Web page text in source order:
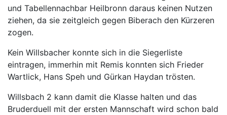
und Tabellennachbar Heilbronn daraus keinen Nutzen
ziehen, da sie zeitgleich gegen Biberach den Kürzeren
zogen.
Kein Willsbacher konnte sich in die Siegerliste
eintragen, immerhin mit Remis konnten sich Frieder
Wartlick, Hans Speh und Gürkan Haydan trösten.
Willsbach 2 kann damit die Klasse halten und das
Bruderduell mit der ersten Mannschaft wird schon bald